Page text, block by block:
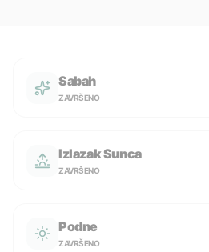
Sabah
ZAVRŠENO
Izlazak Sunca
ZAVRŠENO
Podne
ZAVRŠENO